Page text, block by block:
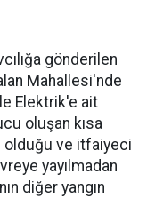
gönderilen
Mahallesi'nde
Elektrik'e ait
oluşan kısa
olduğu ve itfaiyeci
yayılmadan
diğer yangın